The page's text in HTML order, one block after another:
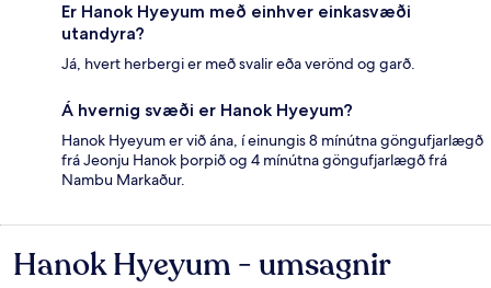
Er Hanok Hyeyum með einhver einkasvæði
utandyra?
Já, hvert herbergi er með svalir eða verönd og garð.
Á hvernig svæði er Hanok Hyeyum?
Hanok Hyeyum er við ána, í einungis 8 mínútna göngufjarlægð
frá Jeonju Hanok þorpið og 4 mínútna göngufjarlægð frá
Nambu Markaður.
Umsagnir
Hanok Hyeyum - umsagnir